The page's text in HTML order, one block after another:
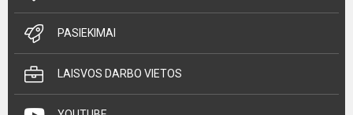
PASIEKIMAI
LAISVOS DARBO VIETOS